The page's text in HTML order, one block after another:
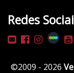
Redes
©2009 - 2026